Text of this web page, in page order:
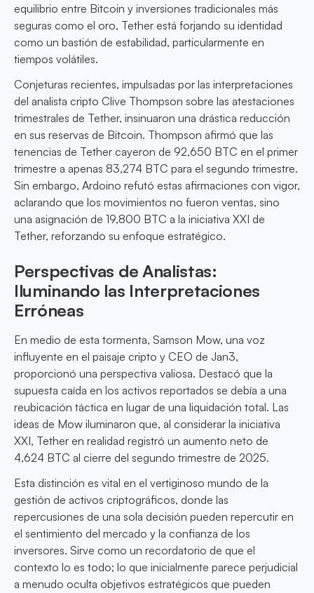
equilibrio entre Bitcoin y inversiones tradicionales más
seguras como el oro, Tether está forjando su identidad
como un bastión de estabilidad, particularmente en
tiempos volátiles.
Conjeturas recientes, impulsadas por las interpretaciones
del analista cripto Clive Thompson sobre las atestaciones
trimestrales de Tether, insinuaron una drástica reducción
en sus reservas de Bitcoin. Thompson afirmó que las
tenencias de Tether cayeron de 92,650 BTC en el primer
trimestre a apenas 83,274 BTC para el segundo trimestre.
Sin embargo, Ardoino refutó estas afirmaciones con vigor,
aclarando que los movimientos no fueron ventas, sino
una asignación de 19,800 BTC a la iniciativa XXI de
Tether, reforzando su enfoque estratégico.
Perspectivas de Analistas:
Iluminando las Interpretaciones
Erróneas
En medio de esta tormenta, Samson Mow, una voz
influyente en el paisaje cripto y CEO de Jan3,
proporcionó una perspectiva valiosa. Destacó que la
supuesta caída en los activos reportados se debía a una
reubicación táctica en lugar de una liquidación total. Las
ideas de Mow iluminaron que, al considerar la iniciativa
XXI, Tether en realidad registró un aumento neto de
4,624 BTC al cierre del segundo trimestre de 2025.
Esta distinción es vital en el vertiginoso mundo de la
gestión de activos criptográficos, donde las
repercusiones de una sola decisión pueden repercutir en
el sentimiento del mercado y la confianza de los
inversores. Sirve como un recordatorio de que el
contexto lo es todo; lo que inicialmente parece perjudicial
a menudo oculta objetivos estratégicos que pueden